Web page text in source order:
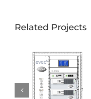
Related Projects